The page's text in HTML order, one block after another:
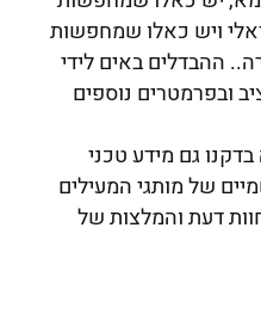
ויש כאלו שמחפשות
ההבדלים באים לידי
ובפרמטרים נוספים
גם מידע טכני
של מותגי המעילים
דעת והמלצות של